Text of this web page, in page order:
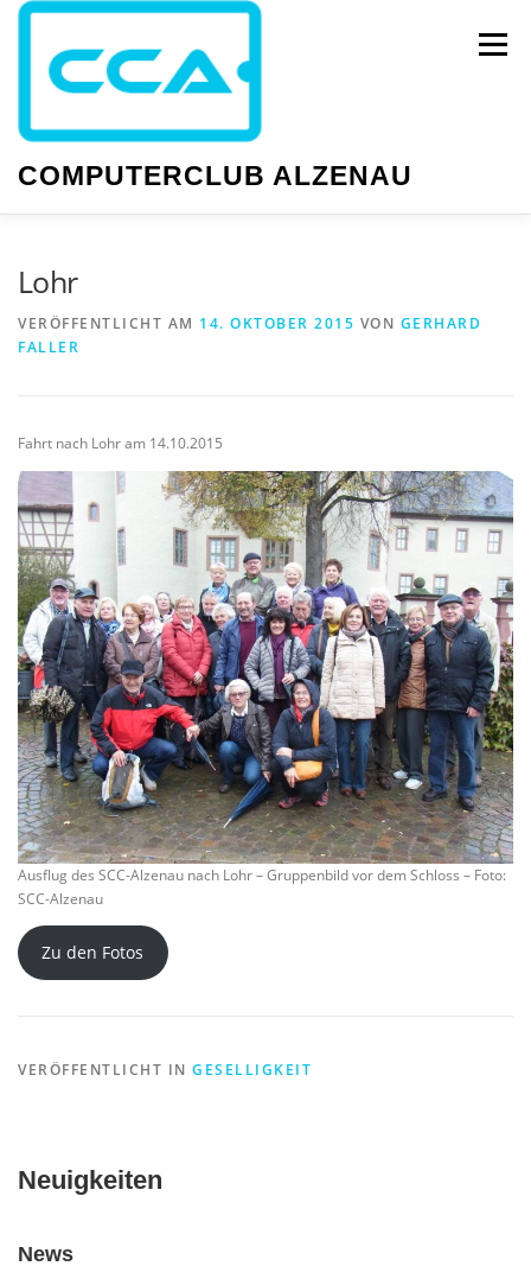
Zum
springen
COMPUTERCLUB ALZENAU
Menü
WISSEN
Lohr
VERÖFFENTLICHT AM 14. OKTOBER 2015 VON GERHARD
FALLER
Fahrt nach Lohr am 14.10.2015
Ausflug des SCC-Alzenau nach Lohr – Gruppenbild vor dem Schloss – Foto:
SCC-Alzenau
Zu den Fotos
VERÖFFENTLICHT IN GESELLIGKEIT
Neuigkeiten
News